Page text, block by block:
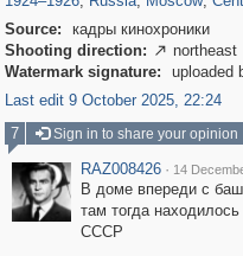
Source:
кадры кинохроники
Shooting direction:  northeast
Watermark signature:
uploaded
Last edit 9 October 2025, 22:24
7
Sign in to share your opinion
RAZ008426 · 14
В доме впереди с
там тогда
СССР